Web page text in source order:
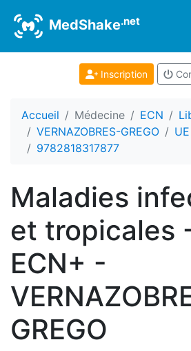
MedShake.net
Inscription
Accueil Médecine ECN
VERNAZOBRES-GREGO
9782818317877
Maladies
et tropicales
ECN+ -
GREGO